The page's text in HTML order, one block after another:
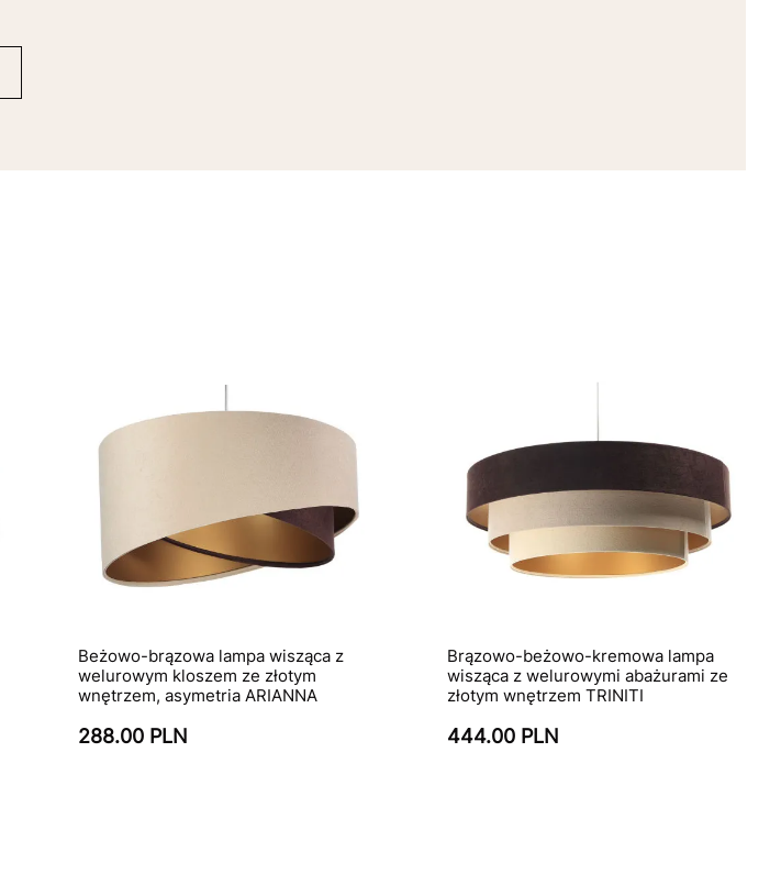
Beżowo-brązowa lampa wisząca z
welurowym kloszem ze złotym
wnętrzem, asymetria ARIANNA
288.00 PLN
Brązowo-beżowo-kremowa lampa
wisząca z welurowymi abażurami ze
złotym wnętrzem TRINITI
444.00 PLN